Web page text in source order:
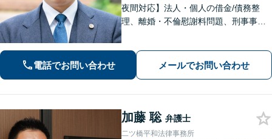
夜間対応】法人・個人の借金/債務整
理、離婚・不倫慰謝料問題、刑事事
応いたします。
電話でお問い合わせ メールでお問い合わせ
加藤 聡 弁護士
二ツ橋平和法律事務所